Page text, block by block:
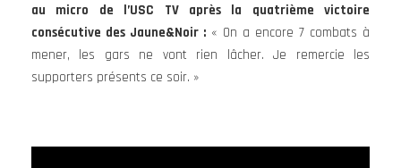
au micro de l’USC TV après la quatrième victoire
consécutive des Jaune&Noir : « On a encore 7 combats à
mener, les gars ne vont rien lâcher. Je remercie les
supporters présents ce soir. »